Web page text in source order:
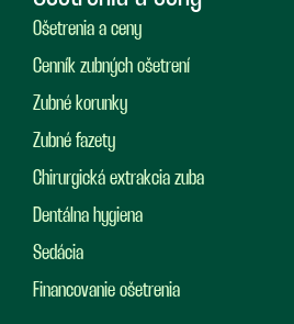
Ošetrenia a ceny
Cenník zubných ošetrení
Zubné korunky
Zubné fazety
Chirurgická extrakcia zuba
Dentálna hygiena
Sedácia
Financovanie ošetrenia